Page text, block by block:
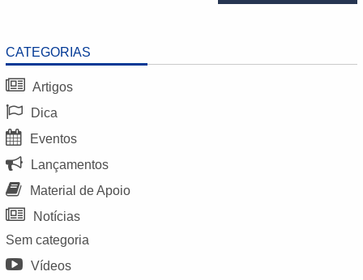
CATEGORIAS
Artigos
Dica
Eventos
Lançamentos
Material de Apoio
Notícias
Sem categoria
Vídeos